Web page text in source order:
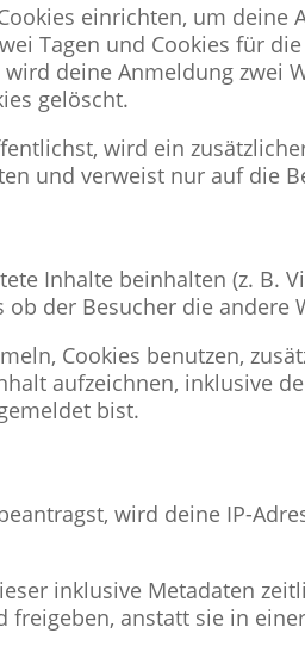
einrichten, um
Tagen und Cookies für
deine Anmeldung
gelöscht.
wird ein
und verweist nur auf die
Inhalte beinhalten (z. B.
der Besucher die andere
Cookies benutzen,
aufzeichnen, inklusive
bist.
wird deine IP-
inklusive Metadaten
anstatt sie in